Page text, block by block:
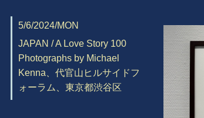
5/6/2024/MON
JAPAN / A Love Story 100
Photographs by Michael
Kenna、代官山ヒルサイドフ
ォーラム、東京都渋谷区